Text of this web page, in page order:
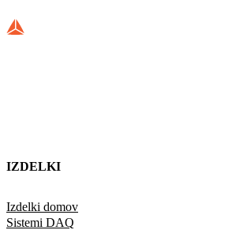
IZDELKI
Izdelki domov
Sistemi DAQ